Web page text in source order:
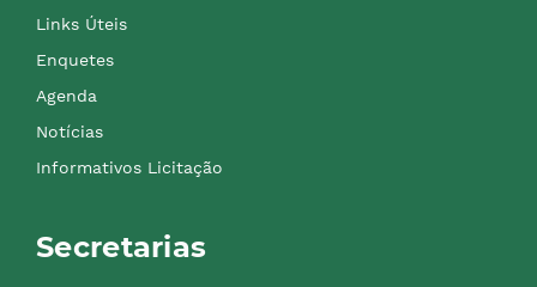
Links Úteis
Enquetes
Agenda
Notícias
Informativos Licitação
Secretarias